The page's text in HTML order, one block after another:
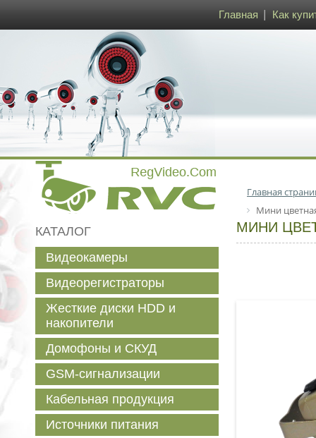
Главная Как
Главная
Мини
МИНИ
КАТАЛОГ
Видеокамеры
Видеорегистраторы
Жесткие диски HDD и
накопители
Домофоны и СКУД
GSM-сигнализации
Кабельная продукция
Источники питания